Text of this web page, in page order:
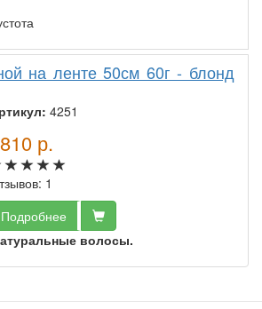
на ленте 50см 60г - блонд
4251
р.
1
Подробнее
волосы.